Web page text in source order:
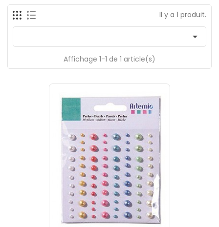
Il y a 1 produit.

Affichage 1-1 de 1 article(s)